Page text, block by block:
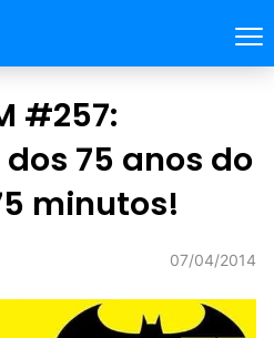
#257:
75 anos do
minutos!
07/04/2014